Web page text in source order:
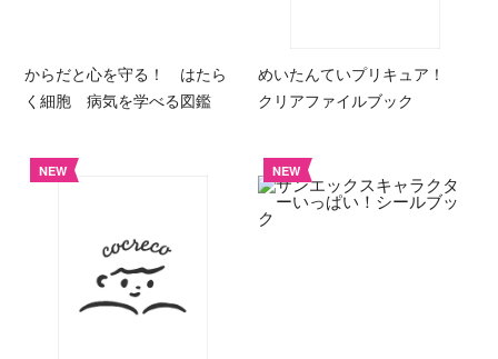
からだと心を守る！ はたら
く細胞 病気を学べる図鑑
めいたんていプリキュア！
クリアファイルブック
NEW NEW